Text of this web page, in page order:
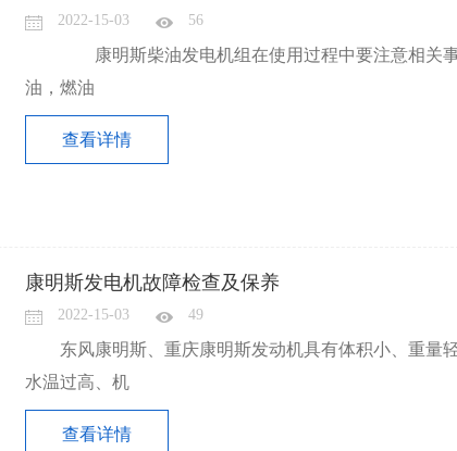
2022-15-03 56
康明斯柴油发电机组在使用过程中要注意相关
油，燃油
查看详情
康明斯发电机故障检查及保养
2022-15-03 49
东风康明斯、重庆康明斯发动机具有体积小、重量
水温过高、机
查看详情